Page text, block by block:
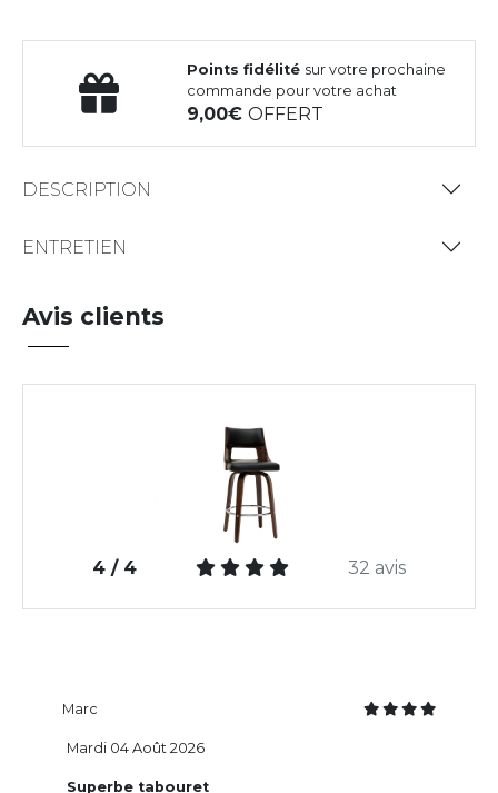
Points fidélité sur votre prochaine
commande pour votre achat
9,00OFFERT
DESCRIPTION
ENTRETIEN
Avis clients
4 / 4 32 avis
Marc
Superbe tabouret
Mardi 04 Août 2026